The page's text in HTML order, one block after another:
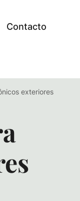
Contacto
exteriores